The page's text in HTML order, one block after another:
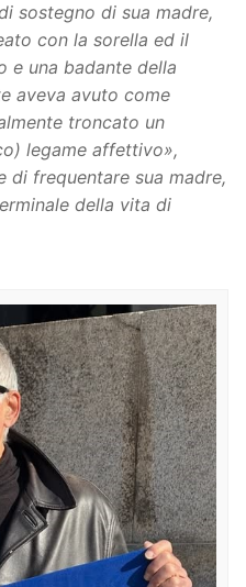
sostegno di sua madre,
con la sorella ed il
e una badante della
aveva avuto come
troncato un
legame affettivo»,
di frequentare sua madre,
della vita di